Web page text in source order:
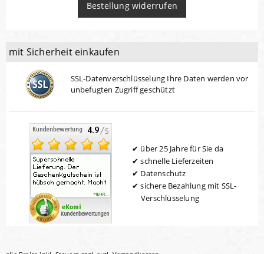
Bestellung widerrufen
mit Sicherheit einkaufen
SSL-Datenverschlüsselung Ihre Daten werden vor
unbefugten Zugriff geschützt
über 25 Jahre für Sie da
schnelle Lieferzeiten
Datenschutz
sichere Bezahlung mit SSL-
Verschlüsselung